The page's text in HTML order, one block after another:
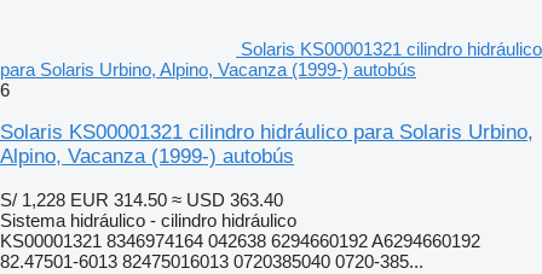
Solaris KS00001321 cilindro hidráulico
para Solaris Urbino, Alpino, Vacanza (1999-) autobús
6
Solaris KS00001321 cilindro hidráulico para Solaris Urbino,
Alpino, Vacanza (1999-) autobús
S/ 1,228 EUR 314.50 ≈ USD 363.40
Sistema hidráulico - cilindro hidráulico
KS00001321 8346974164 042638 6294660192 A6294660192
82.47501-6013 82475016013 0720385040 0720-385...